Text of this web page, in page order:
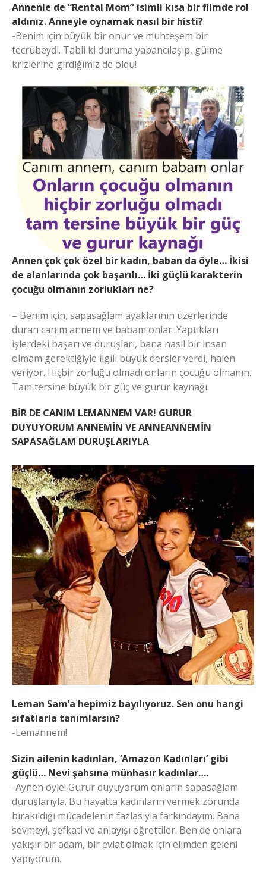
Annenle de “Rental Mom” isimli kısa bir filmde rol
aldınız. Anneyle oynamak nasıl bir histi?
-Benim için büyük bir onur ve muhteşem bir
tecrübeydi. Tabii ki duruma yabancılaşıp, gülme
krizlerine girdiğimiz de oldu!
Annen çok çok özel bir kadın, baban da öyle… İkisi
de alanlarında çok başarılı… İki güçlü karakterin
çocuğu olmanın zorlukları ne?
– Benim için, sapasağlam ayaklarının üzerlerinde
duran canım annem ve babam onlar. Yaptıkları
işlerdeki başarı ve duruşları, bana nasıl bir insan
olmam gerektiğiyle ilgili büyük dersler verdi, halen
veriyor. Hiçbir zorluğu olmadı onların çocuğu olmanın.
Tam tersine büyük bir güç ve gurur kaynağı.
BİR DE CANIM LEMANNEM VAR! GURUR
DUYUYORUM ANNEMİN VE ANNEANNEMİN
SAPASAĞLAM DURUŞLARIYLA
Leman Sam’a hepimiz bayılıyoruz. Sen onu hangi
sıfatlarla tanımlarsın?
-Lemannem!
Sizin ailenin kadınları, ‘Amazon Kadınları’ gibi
güçlü… Nevi şahsına münhasır kadınlar….
-Aynen öyle! Gurur duyuyorum onların sapasağlam
duruşlarıyla. Bu hayatta kadınların vermek zorunda
bırakıldığı mücadelenin fazlasıyla farkındayım. Bana
sevmeyi, şefkati ve anlayışı öğrettiler. Ben de onlara
yakışır bir adam, bir evlat olmak için elimden geleni
yapıyorum.